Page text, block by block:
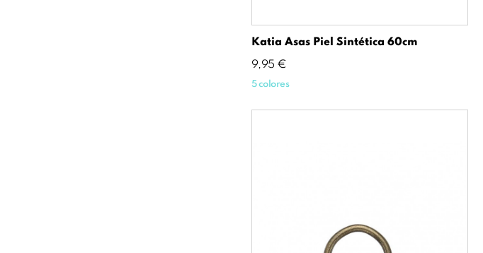
Katia Asas Piel Sintética 60cm
Precio
9,95 €
5 colores